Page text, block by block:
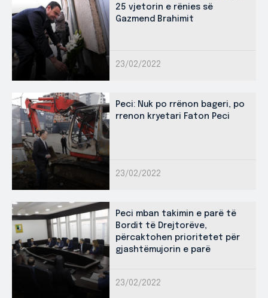
25 vjetorin e rënies së
Gazmend Brahimit
23/02/2022
Peci: Nuk po rrënon bageri, po
rrenon kryetari Faton Peci
23/02/2022
Peci mban takimin e parë të
Bordit të Drejtorëve,
përcaktohen prioritetet për
gjashtëmujorin e parë
23/02/2022